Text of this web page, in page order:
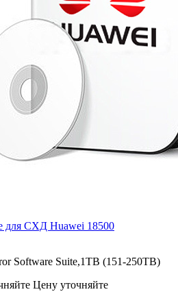
для СХД Huawei 18500
Software Suite,1TB (151-250TB)
Цену уточняйте